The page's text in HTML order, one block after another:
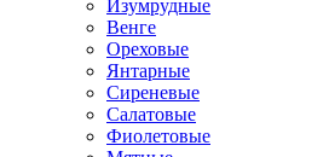
Изумрудные
Венге
Ореховые
Янтарные
Сиреневые
Салатовые
Фиолетовые